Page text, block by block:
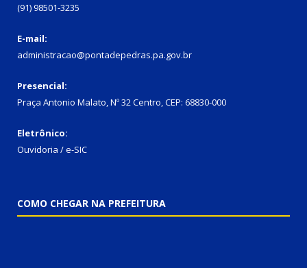
(91) 98501-3235
E-mail:
administracao@pontadepedras.pa.gov.br
Presencial:
Praça Antonio Malato, Nº 32 Centro, CEP: 68830-000
Eletrônico:
Ouvidoria / e-SIC
COMO CHEGAR NA PREFEITURA